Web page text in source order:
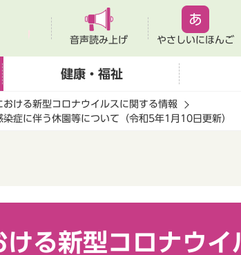
音声読み上げ やさしいにほんご
健康・福祉
おける新型コロナウイルスに関する情報
症に伴う休園等について（令和5年1月10日更新）
る新型コロナウイ